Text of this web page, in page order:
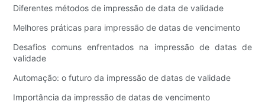
Diferentes métodos de impressão de data de validade
Melhores práticas para impressão de datas de vencimento
Desafios comuns enfrentados na impressão de datas de
validade
Automação: o futuro da impressão de datas de validade
Importância da impressão de datas de vencimento